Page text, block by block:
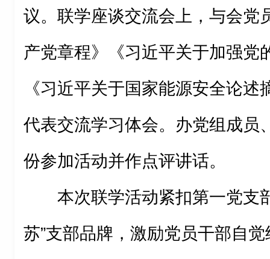
议。联学座谈交流会上，与会党
产党章程》《习近平关于加强党
《习近平关于国家能源安全论
代表交流学习体会。办党组成员
份参加活动并作点评讲话。
本次联学活动紧扣第一党支
苏”支部品牌，激励党员干部自